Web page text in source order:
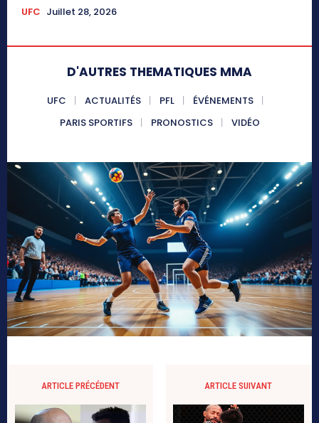
UFC Juillet 28, 2026
D'AUTRES THEMATIQUES MMA
UFC ACTUALITÉS PFL
ÉVÉNEMENTS
PARIS SPORTIFS
PRONOSTICS VIDÉO
ARTICLE PRÉCÉDENT ARTICLE SUIVANT